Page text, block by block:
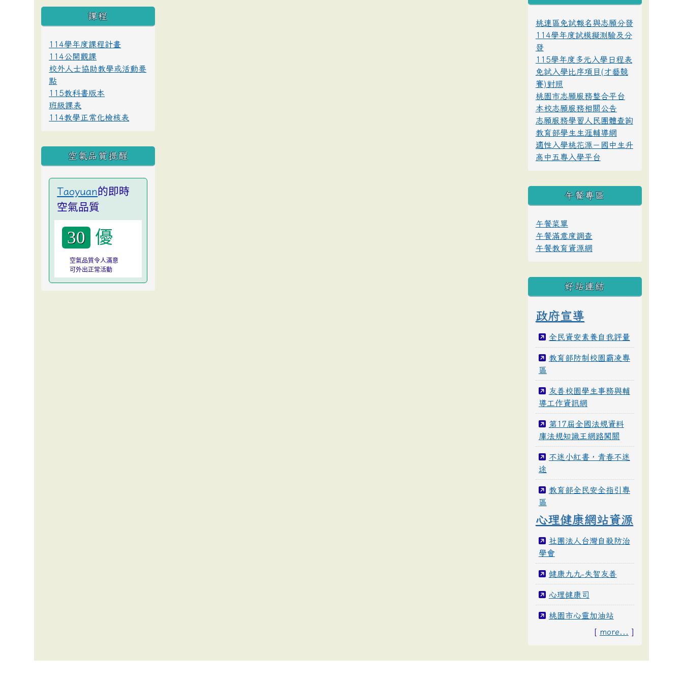
課程
114學年度課程計畫
114公開觀課
校外人士協助教學或活動要
點
115教科書版本
班級課表
114教學正常化檢核表
空氣品質提醒
Taoyuan的即時
空氣品質
30 優
空氣品質令人滿意
可外出正常活動
桃連區免試報名與志願分發
114學年度試模擬測驗及分
發
115學年度多元入學日程表
免試入學比序項目(才藝競
賽)對照
桃園市志願服務整合平台
本校志願服務相關公告
志願服務學習人民團體查詢
教育部學生生涯輔導網
適性入學桃花源－國中生升
高中五專入學平台
午餐專區
午餐菜單
午餐滿意度調查
午餐教育資源網
好站連結
政府宣導
全民資安素養自我評量
教育部防制校園霸凌專
區
友善校園學生事務與輔
導工作資訊網
第17屆全國法規資料
庫法規知識王網路闖關
不迷小紅書，青春不迷
途
教育部全民安全指引專
區
心理健康網站資源
社團法人台灣自殺防治
學會
健康九九-失智友善
心理健康司
桃園市心靈加油站
[ more... ]